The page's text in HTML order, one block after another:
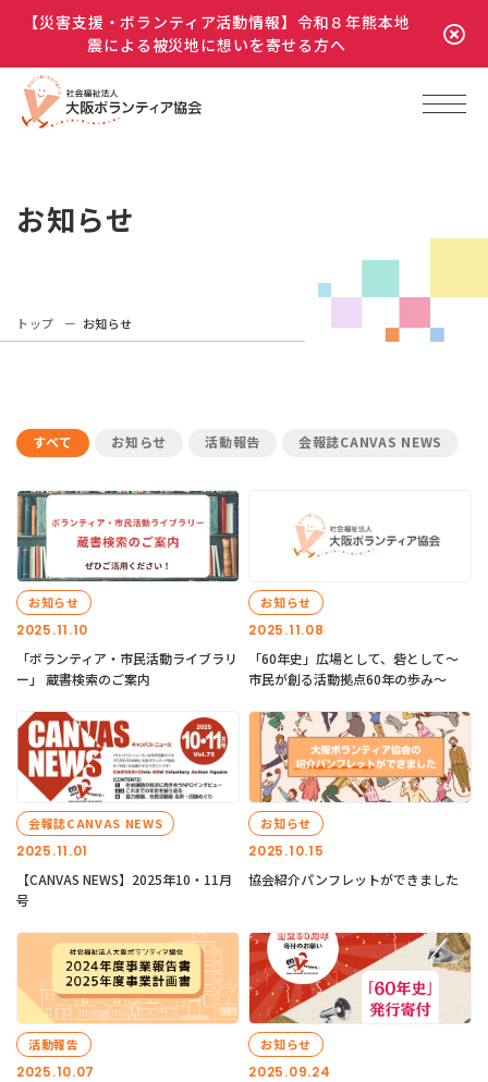
【災害支援・ボランティア活動情報】令和８年熊本地
震による被災地に想いを寄せる方へ
お知らせ
トップ お知らせ
すべて お知らせ 活動報告 会報誌CANVAS NEWS
2025.11.10
お知らせ
「ボランティア・市民活動ライブラリ
ー」 蔵書検索のご案内
2025.11.08
お知らせ
「60年史」広場として、砦として～
市民が創る活動拠点60年の歩み～
2025.11.01
会報誌CANVAS NEWS
【CANVAS NEWS】2025年10・11月
号
2025.10.15
お知らせ
協会紹介パンフレットができました
2025.10.07
活動報告
2025.09.24
お知らせ